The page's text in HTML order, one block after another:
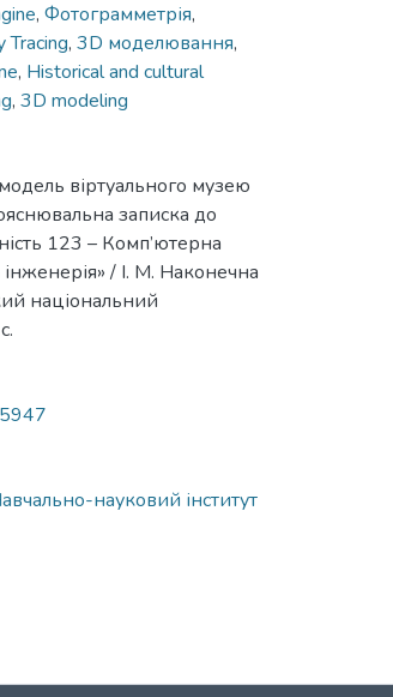
, Фотограмметрія,
Tracing, 3D моделювання,
, Historical and cultural
, 3D modeling
віртуального музею
записка до
123 – Комп’ютерна
/ І. М. Наконечна
національний
науковий інститут